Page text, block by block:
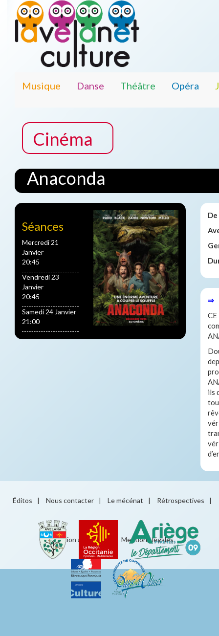
Musique Danse Théâtre Opéra
Cinéma
Anaconda
Séances
Mercredi 21
Janvier
20:45
Vendredi 23
Janvier
20:45
Samedi 24 Janvier
21:00
De
⇒
CE
ils
Éditos | Nous contacter | Le mécénat | Rétrospectives |
Éducation artistique Mentions légales